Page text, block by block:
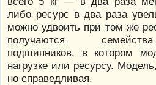
либо ресурс в два раза
можно удвоить при том же
получаются
подшипников, в котором
нагрузке или ресурсу.
но справедливая.